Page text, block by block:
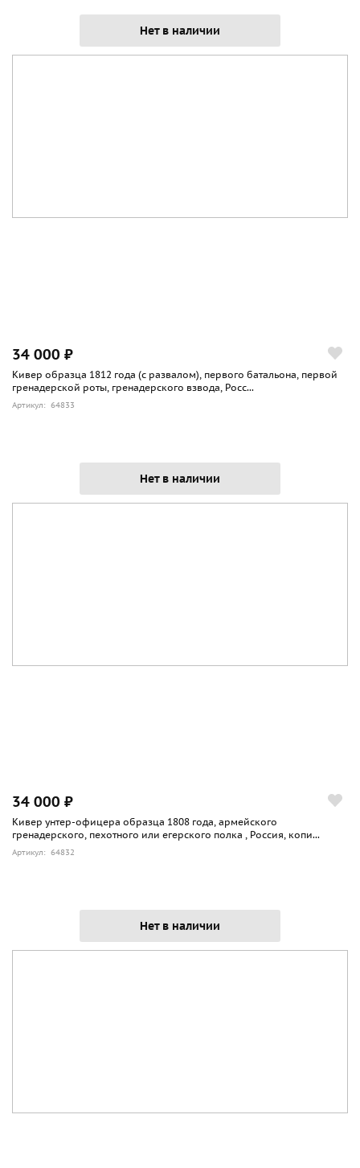
Нет в наличии
34 000 ₽
Кивер образца 1812 года (с развалом), первого батальона, первой
гренадерской роты, гренадерского взвода, Росс...
Артикул: 64833
Нет в наличии
34 000 ₽
Кивер унтер-офицера образца 1808 года, армейского
гренадерского, пехотного или егерского полка , Россия, копи...
Артикул: 64832
Нет в наличии